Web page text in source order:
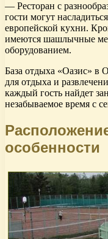
— Ресторан с
гости могут
европейской кухни.
имеются шашлычные
оборудованием.
База отдыха «Оазис» в
для отдыха и
каждый гость найдет
незабываемое время с
особенности